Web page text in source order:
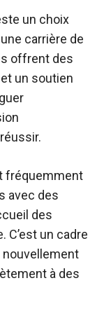
un choix
carrière de
offrent des
un soutien
fréquemment
avec des
des
C’est un cadre
à des